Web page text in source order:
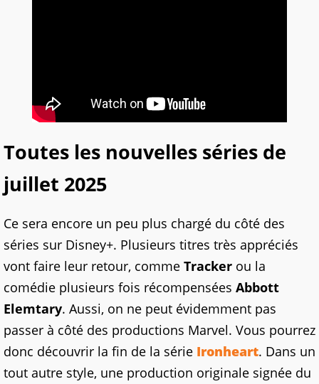
Toutes les nouvelles séries de
juillet 2025
Ce sera encore un peu plus chargé du côté des
séries sur Disney+. Plusieurs titres très appréciés
vont faire leur retour, comme Tracker ou la
comédie plusieurs fois récompensées Abbott
Elemtary. Aussi, on ne peut évidemment pas
passer à côté des productions Marvel. Vous pourrez
donc découvrir la fin de la série Ironheart. Dans un
tout autre style, une production originale signée du